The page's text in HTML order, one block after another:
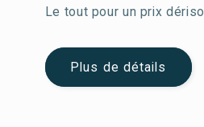
Le tout pour un prix
Plus de détails